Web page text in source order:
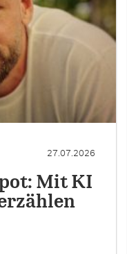
27.07.2026
Mit KI